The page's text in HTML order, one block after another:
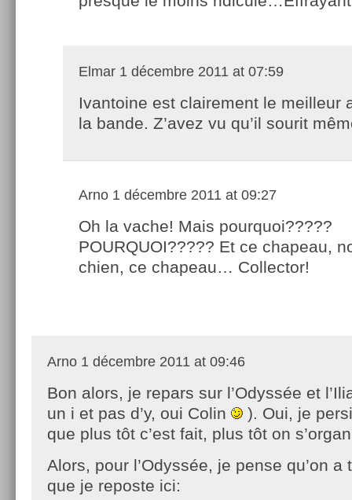
Elmar 1 décembre 2011 at 07:59
Ivantoine est clairement le meilleur
la bande. Z’avez vu qu’il sourit
Arno 1 décembre 2011 at 09:27
Oh la vache! Mais pourquoi?????
POURQUOI????? Et ce chapeau,
chien, ce chapeau… Collector!
Arno 1 décembre 2011 at 09:46
Bon alors, je repars sur l’Odyssée et
un i et pas d’y, oui Colin
). Oui, je
que plus tôt c’est fait, plus tôt on
Alors, pour l’Odyssée, je pense qu’on
que je reposte ici: